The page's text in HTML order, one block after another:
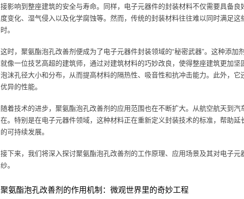
接影响到整座建筑的安全与寿命。同样，电子元器件的封装材料不仅需要具备
度变化、湿气侵入以及化学腐蚀等。然而，传统的封装材料往往难以同时满足
时。
这时，聚氨酯泡孔改善剂便成为了电子元器件封装领域的“秘密武器”。这种添
就像一位技艺高超的建筑师，通过对建筑材料的巧妙改良，使得整座建筑更加
泡沫孔径大小和分布，从而提高材料的隔热性、吸音性和抗冲击能力。此外，
优异的性能。
随着技术的进步，聚氨酯泡孔改善剂的应用范围也在不断扩大。从航空航天到
在。特别是在电子元器件领域，这种材料正在重新定义封装技术的标准，帮助
的可持续发展。
接下来，我们将深入探讨聚氨酯泡孔改善剂的工作原理、应用场景及其对电子元
纱。
聚氨酯泡孔改善剂的作用机制：微观世界里的奇妙工程